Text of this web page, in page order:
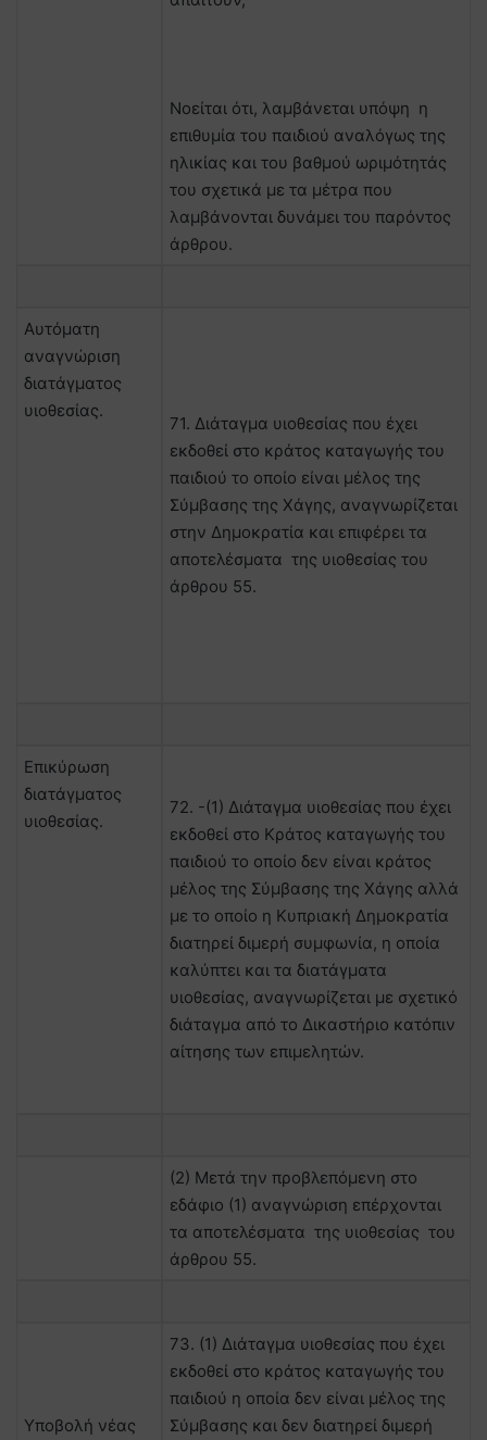
Νοείται ότι, λαμβάνεται υπόψη η
επιθυμία του παιδιού αναλόγως της
ηλικίας και του βαθμού ωριμότητάς
του σχετικά με τα μέτρα που
λαμβάνονται δυνάμει του παρόντος
άρθρου.
Αυτόματη
αναγνώριση
διατάγματος
υιοθεσίας.
71. Διάταγμα υιοθεσίας που έχει
εκδοθεί στο κράτος καταγωγής του
παιδιού το οποίο είναι μέλος της
Σύμβασης της Χάγης, αναγνωρίζεται
στην Δημοκρατία και επιφέρει τα
αποτελέσματα της υιοθεσίας του
άρθρου 55.
Επικύρωση
διατάγματος
υιοθεσίας.
72. -(1) Διάταγμα υιοθεσίας που έχει
εκδοθεί στο Κράτος καταγωγής του
παιδιού το οποίο δεν είναι κράτος
μέλος της Σύμβασης της Χάγης αλλά
με το οποίο η Κυπριακή Δημοκρατία
διατηρεί διμερή συμφωνία, η οποία
καλύπτει και τα διατάγματα
υιοθεσίας, αναγνωρίζεται με σχετικό
διάταγμα από το Δικαστήριο κατόπιν
αίτησης των επιμελητών.
(2) Μετά την προβλεπόμενη στο
εδάφιο (1) αναγνώριση επέρχονται
τα αποτελέσματα της υιοθεσίας του
άρθρου 55.
Υποβολή νέας
73. (1) Διάταγμα υιοθεσίας που έχει
εκδοθεί στο κράτος καταγωγής του
παιδιού η οποία δεν είναι μέλος της
Σύμβασης και δεν διατηρεί διμερή